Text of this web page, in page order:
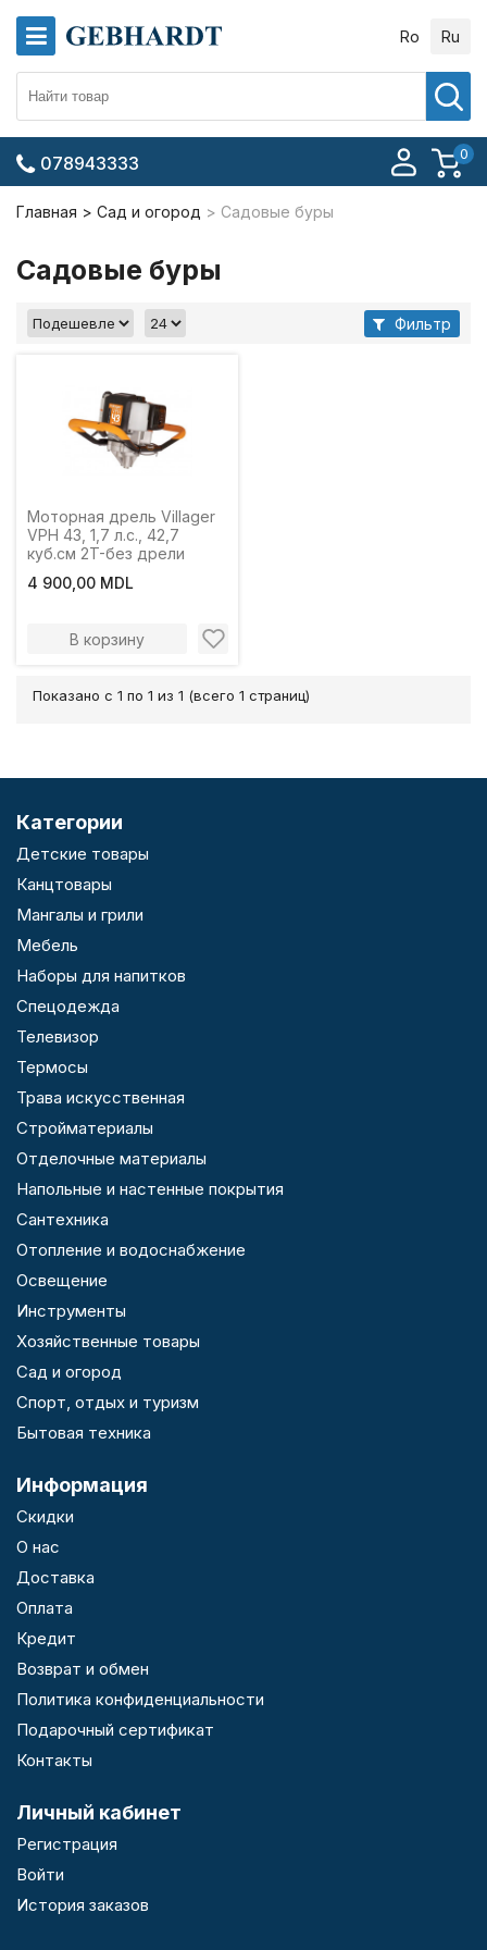
Ro Ru
0
078943333
Главная Сад и огород Садовые буры
Садовые буры
Фильтр
Моторная дрель Villager
VPH 43, 1,7 л.с., 42,7
куб.см 2T-без дрели
4 900,00 MDL
В корзину
Показано с 1 по 1 из 1 (всего 1 страниц)
Категории
Детские товары
Канцтовары
Мангалы и грили
Мебель
Наборы для напитков
Спецодежда
Телевизор
Термосы
Трава искусственная
Стройматериалы
Отделочные материалы
Напольные и настенные покрытия
Сантехника
Отопление и водоснабжение
Освещение
Инструменты
Хозяйственные товары
Сад и огород
Спорт, отдых и туризм
Бытовая техника
Информация
Скидки
О нас
Доставка
Оплата
Кредит
Возврат и обмен
Политика конфиденциальности
Подарочный сертификат
Контакты
Личный кабинет
Регистрация
Войти
История заказов